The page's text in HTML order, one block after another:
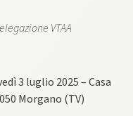
VTAA
3 luglio 2025 – Casa
Morgano (TV)